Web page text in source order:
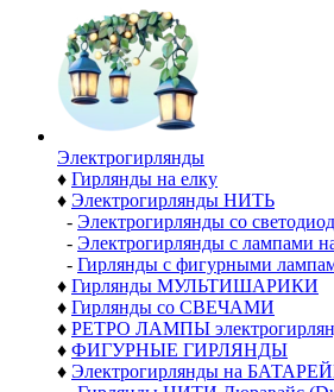
Электро­гирлянды
♦ Гирлянды на елку
♦ Электрогирлянды НИТЬ
- Электрогирлянды со
- Электрогирлянды с лампами
- Гирлянды с фигурными
♦ Гирлянды МУЛЬТИШАРИКИ
♦ Гирлянды со СВЕЧАМИ
♦ РЕТРО ЛАМПЫ
♦ ФИГУРНЫЕ ГИРЛЯНДЫ
♦ Электрогирлянды на